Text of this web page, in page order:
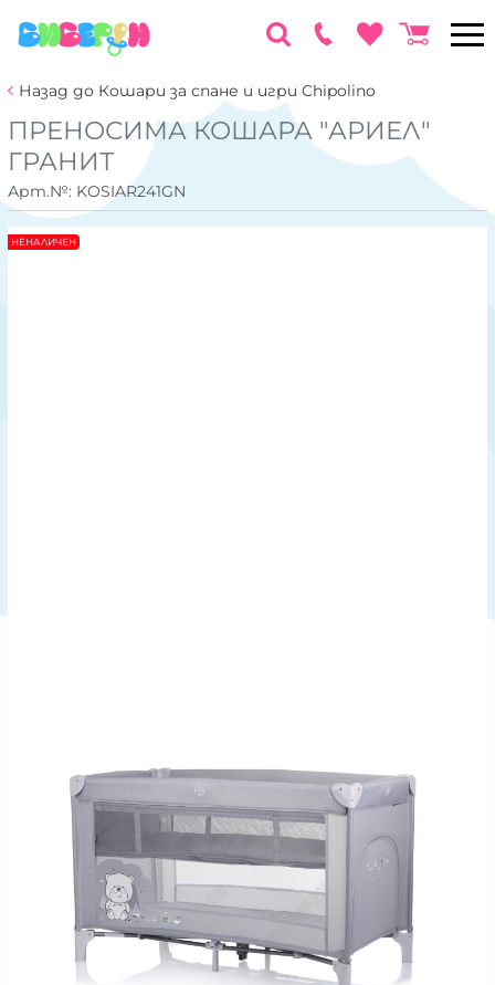
Назад до Кошари за спане и игри Chipolino
ПРЕНОСИМА КОШАРА "АРИЕЛ"
ГРАНИТ
Арт.№: KOSIAR241GN
НЕНАЛИЧЕН